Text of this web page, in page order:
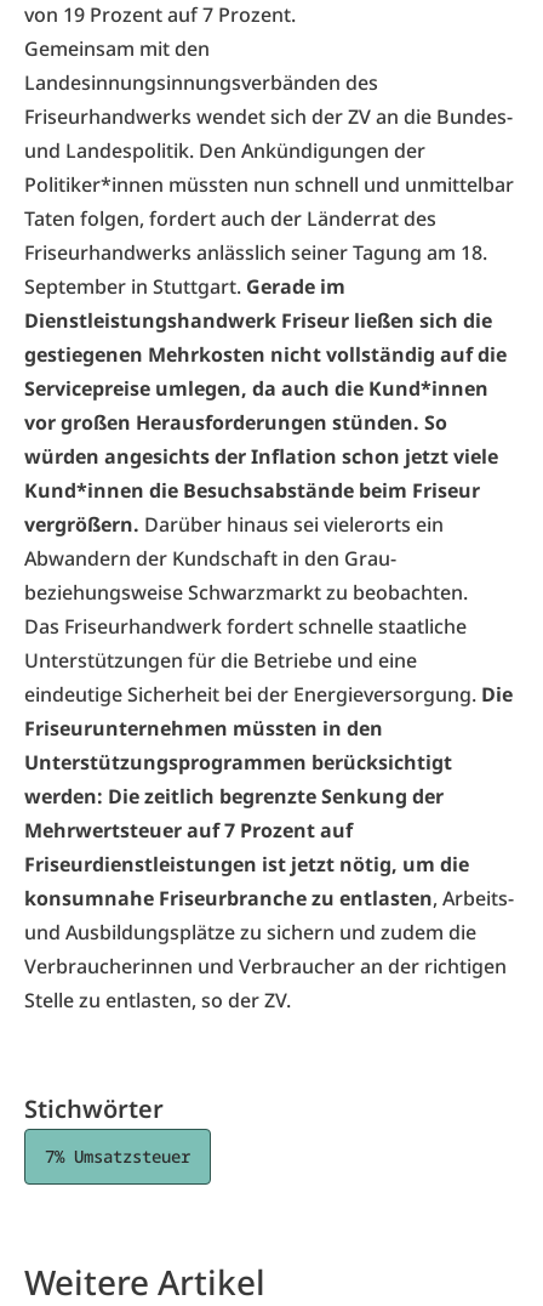
von 19 Prozent auf 7 Prozent.
Gemeinsam mit den
Landesinnungsinnungsverbänden des
Friseurhandwerks wendet sich der ZV an die Bundes-
und Landespolitik. Den Ankündigungen der
Politiker*innen müssten nun schnell und unmittelbar
Taten folgen, fordert auch der Länderrat des
Friseurhandwerks anlässlich seiner Tagung am 18.
September in Stuttgart. Gerade im
Dienstleistungshandwerk Friseur ließen sich die
gestiegenen Mehrkosten nicht vollständig auf die
Servicepreise umlegen, da auch die Kund*innen
vor großen Herausforderungen stünden. So
würden angesichts der Inflation schon jetzt viele
Kund*innen die Besuchsabstände beim Friseur
vergrößern. Darüber hinaus sei vielerorts ein
Abwandern der Kundschaft in den Grau-
beziehungsweise Schwarzmarkt zu beobachten.
Das Friseurhandwerk fordert schnelle staatliche
Unterstützungen für die Betriebe und eine
eindeutige Sicherheit bei der Energieversorgung. Die
Friseurunternehmen müssten in den
Unterstützungsprogrammen berücksichtigt
werden: Die zeitlich begrenzte Senkung der
Mehrwertsteuer auf 7 Prozent auf
Friseurdienstleistungen ist jetzt nötig, um die
konsumnahe Friseurbranche zu entlasten, Arbeits-
und Ausbildungsplätze zu sichern und zudem die
Verbraucherinnen und Verbraucher an der richtigen
Stelle zu entlasten, so der ZV.
Stichwörter
7% Umsatzsteuer
Weitere Artikel